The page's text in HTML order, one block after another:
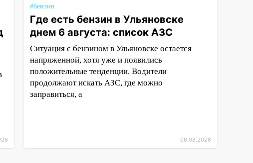
#бензин
Где есть бензин в Ульяновске
днем 6 августа: список АЗС
Ситуация с бензином в Ульяновске остается
напряженной, хотя уже и появились
положительные тенденции. Водители
продолжают искать АЗС, где можно
заправиться, а
06.08.2026